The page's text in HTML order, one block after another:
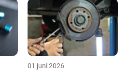
01 juni 2026